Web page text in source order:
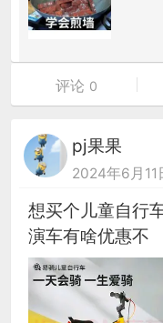
评论 0
pj果果
2024年6月11
想买个儿童自行
演车有啥优惠不